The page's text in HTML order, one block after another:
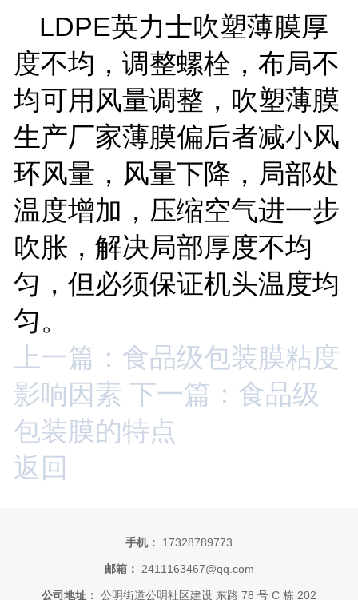
LDPE英力士吹塑薄膜厚
度不均，调整螺栓，布局不
均可用风量调整，吹塑薄膜
生产厂家薄膜偏后者减小风
环风量，风量下降，局部处
温度增加，压缩空气进一步
吹胀，解决局部厚度不均
匀，但必须保证机头温度均
匀。
上一篇：食品级包装膜粘度
影响因素 下一篇：食品级
包装膜的特点
返回
手机： 17328789773
邮箱： 2411163467@qq.com
公司地址： 公明街道公明社区建设 东路 78 号 C 栋 202